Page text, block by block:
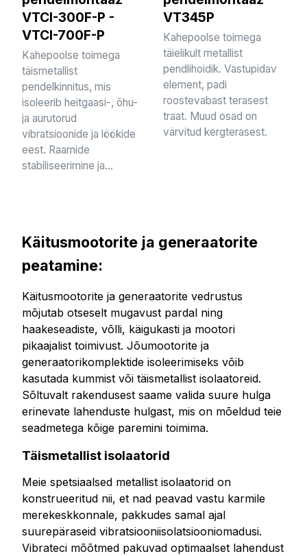
VTCI-300F-P -
VTCI-700F-P
Kahepoolse toimega
täismetallist
pendelkinnitus, mis
isoleerib heitgaasi-, õhu-
ja aurutorud
vibratsioonide ja löökide
eest. Raamide
stabiliseerimine ja...
VT345P
Kahepoolse toimega
täielikult metallist
pendlihoidik. Vastupidav
element, padi
roostevabast terasest
traat. Muud osad on
värvitud kergterasest.
Käitusmootorite ja generaatorite
peatamine:
Käitusmootorite ja generaatorite vedrustus
mõjutab otseselt mugavust pardal ning
haakeseadiste, võlli, käigukasti ja mootori
pikaajalist toimivust. Jõumootorite ja
generaatorikomplektide isoleerimiseks võib
kasutada kummist või täismetallist isolaatoreid.
Sõltuvalt rakendusest saame valida suure hulga
erinevate lahenduste hulgast, mis on mõeldud teie
seadmetega kõige paremini toimima.
Täismetallist isolaatorid
Meie spetsiaalsed metallist isolaatorid on
konstrueeritud nii, et nad peavad vastu karmile
merekeskkonnale, pakkudes samal ajal
suurepäraseid vibratsiooniisolatsiooniomadusi.
Vibrateci mõõtmed pakuvad optimaalset lahendust